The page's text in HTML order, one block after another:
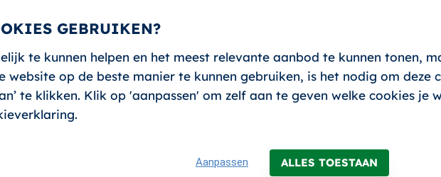
GEBRUIKEN?
te kunnen helpen en het meest relevante aanbod te kunnen tonen,
website op de beste manier te kunnen gebruiken, is het nodig om deze
te klikken. Klik op 'aanpassen' om zelf aan te geven welke cookies je
Aanpassen ALLES TOESTAAN
Trainingen
VCA